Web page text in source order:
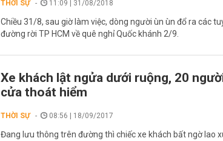
THỜI SỰ 11:09 | 31/08/2018
Chiều 31/8, sau giờ làm việc, dòng người ùn ùn đổ ra các
đường rời TP HCM về quê nghỉ Quốc khánh 2/9.
Xe khách lật ngửa dưới ruộng, 20
cửa thoát hiểm
THỜI SỰ 08:56 | 18/09/2017
Đang lưu thông trên đường thì chiếc xe khách bất ngờ lao